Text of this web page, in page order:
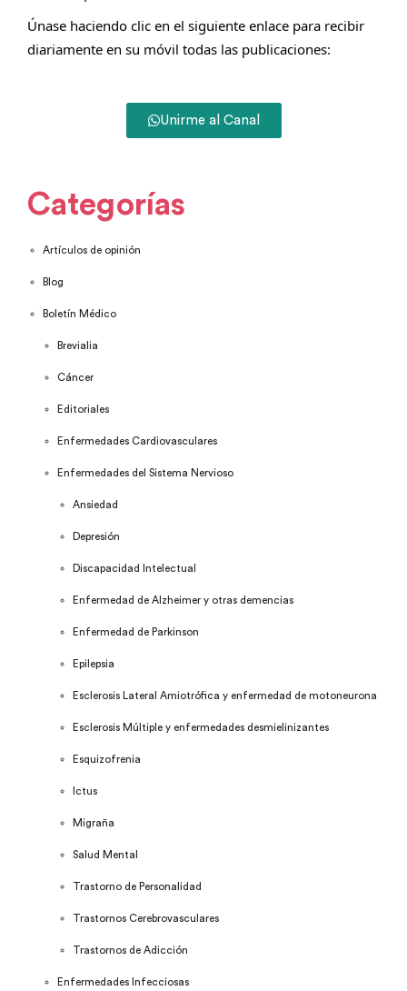
Únase haciendo clic en el siguiente enlace para recibir
diariamente en su móvil todas las publicaciones:
Unirme al Canal
Categorías
Artículos de opinión
Blog
Boletín Médico
Brevialia
Cáncer
Editoriales
Enfermedades Cardiovasculares
Enfermedades del Sistema Nervioso
Ansiedad
Depresión
Discapacidad Intelectual
Enfermedad de Alzheimer y otras demencias
Enfermedad de Parkinson
Epilepsia
Esclerosis Lateral Amiotrófica y enfermedad de motoneurona
Esclerosis Múltiple y enfermedades desmielinizantes
Esquizofrenia
Ictus
Migraña
Salud Mental
Trastorno de Personalidad
Trastornos Cerebrovasculares
Trastornos de Adicción
Enfermedades Infecciosas